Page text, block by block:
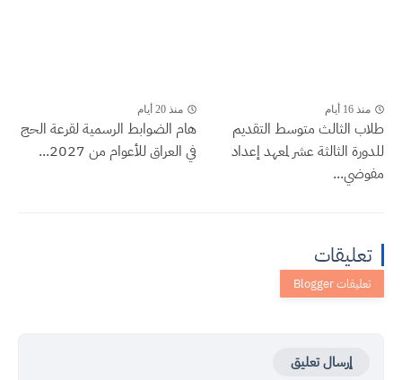
منذ 16 أيام
طلاب الثالث متوسط التقديم
للدورة الثالثة عشر لمعهد إعداد
مفوضي...
منذ 20 أيام
هام الضوابط الرسمية لقرعة الحج
في العراق للأعوام من 2027...
تعليقات
إرسال تعليق